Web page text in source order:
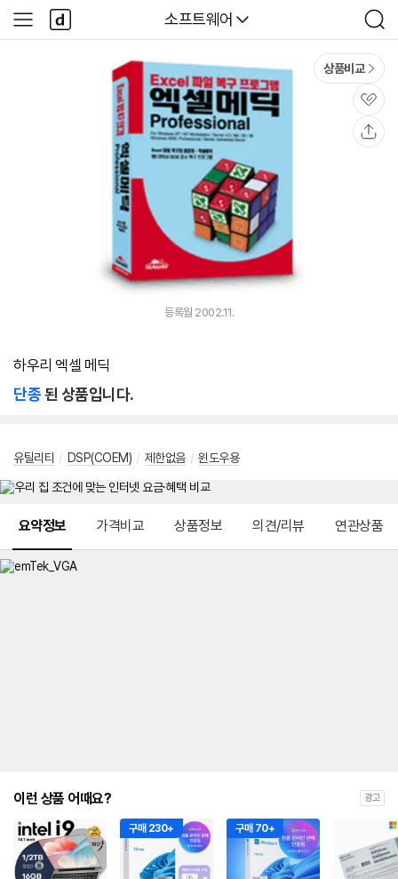
다나와
소프트웨어
검
색
사
이
다
나
와
상품비교
관
심
등록월 2002.11.
하우리 엑셀 메딕
단종된 상품입니다.
유틸리티 / DSP(COEM) / 제한없음 / 윈도우용
요약정보 가격비교 상품정보 의견/리뷰 연관상품
이런 상품 어때요? 광고
구매 230+ 구매 70+